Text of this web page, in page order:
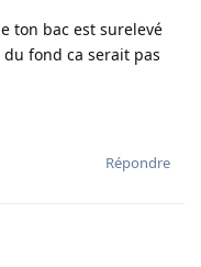
ton bac est surelevé
fond ca serait pas
Répondre